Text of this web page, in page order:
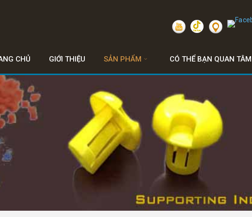
CHỦ GIỚI THIỆU SẢN PHẨM CÓ THỂ BẠN QUAN TÂM
NẮP NHỰA, NẤM NHỰA, LÕI NHỰA ...